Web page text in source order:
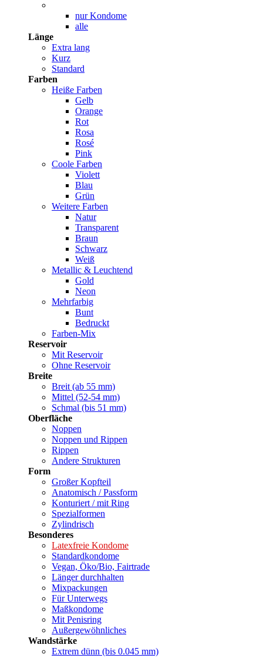
nur Kondome
alle
Länge
Extra lang
Kurz
Standard
Farben
Heiße Farben
Gelb
Orange
Rot
Rosa
Rosé
Pink
Coole Farben
Violett
Blau
Grün
Weitere Farben
Natur
Transparent
Braun
Schwarz
Weiß
Metallic & Leuchtend
Gold
Neon
Mehrfarbig
Bunt
Bedruckt
Farben-Mix
Reservoir
Mit Reservoir
Ohne Reservoir
Breite
Breit (ab 55 mm)
Mittel (52-54 mm)
Schmal (bis 51 mm)
Oberfläche
Noppen
Noppen und Rippen
Rippen
Andere Strukturen
Form
Großer Kopfteil
Anatomisch / Passform
Konturiert / mit Ring
Spezialformen
Zylindrisch
Besonderes
Latexfreie Kondome
Standardkondome
Vegan, Öko/Bio, Fairtrade
Länger durchhalten
Mixpackungen
Für Unterwegs
Maßkondome
Mit Penisring
Außergewöhnliches
Wandstärke
Extrem dünn (bis 0.045 mm)